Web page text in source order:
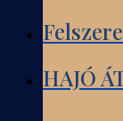
HAJÓ